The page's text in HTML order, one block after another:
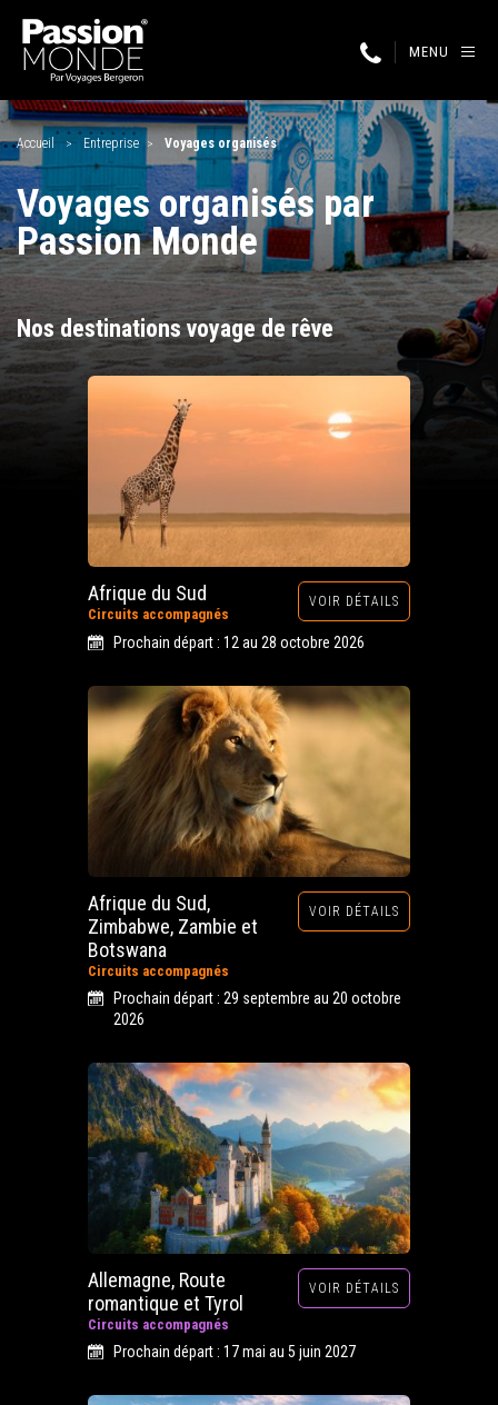
MENU
Accueil Entreprise Voyages organisés
Voyages organisés par
Passion Monde
Nos destinations voyage de rêve
Afrique du Sud
Circuits accompagnés
VOIR DÉTAILS
Prochain départ : 12 au 28 octobre 2026
Afrique du Sud,
Zimbabwe, Zambie et
Botswana
Circuits accompagnés
VOIR DÉTAILS
Prochain départ : 29 septembre au 20 octobre
2026
Allemagne, Route
romantique et Tyrol
Circuits accompagnés
VOIR DÉTAILS
Prochain départ : 17 mai au 5 juin 2027